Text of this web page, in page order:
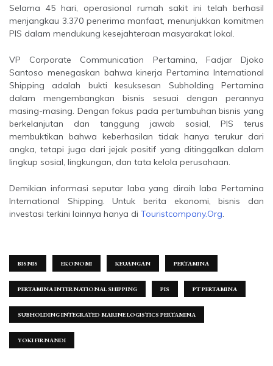
Selama 45 hari, operasional rumah sakit ini telah berhasil
menjangkau 3.370 penerima manfaat, menunjukkan komitmen
PIS dalam mendukung kesejahteraan masyarakat lokal.
VP Corporate Communication Pertamina, Fadjar Djoko
Santoso menegaskan bahwa kinerja Pertamina International
Shipping adalah bukti kesuksesan Subholding Pertamina
dalam mengembangkan bisnis sesuai dengan perannya
masing-masing. Dengan fokus pada pertumbuhan bisnis yang
berkelanjutan dan tanggung jawab sosial, PIS terus
membuktikan bahwa keberhasilan tidak hanya terukur dari
angka, tetapi juga dari jejak positif yang ditinggalkan dalam
lingkup sosial, lingkungan, dan tata kelola perusahaan.
Demikian informasi seputar laba yang diraih laba Pertamina
International Shipping. Untuk berita ekonomi, bisnis dan
investasi terkini lainnya hanya di Touristcompany.Org.
BISNIS EKONOMI KEUANGAN PERTAMINA
PERTAMINA INTERNATIONAL SHIPPING PIS PT PERTAMINA
SUBHOLDING INTEGRATED MARINE LOGISTICS PERTAMINA
YOKI FIRNANDI